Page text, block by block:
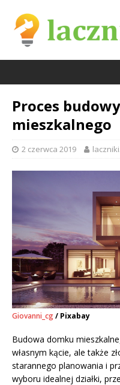
Proces
mieszkalnego
2 czerwca 2019
Giovanni_cg/ Pixabay
Budowa domku
własnym kącie, ale także
starannego planowania i
wyboru idealnej działki,